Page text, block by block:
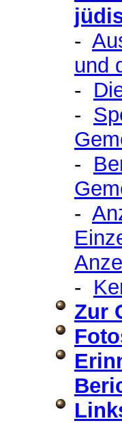
-
und
-
-
-
-
-
Zur